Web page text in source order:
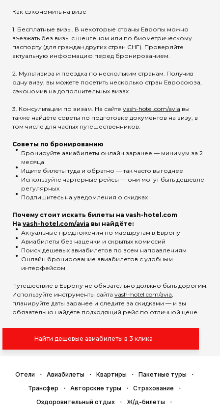
Как сэкономить на визе
1. Бесплатные визы. В некоторые страны Европы можно
въезжать без визы с шенгеном или по биометрическому
паспорту (для граждан других стран СНГ). Проверяйте
актуальную информацию перед бронированием.
2. Мультивиза и поездка по нескольким странам. Получив
одну визу, вы можете посетить несколько стран Евросоюза,
сэкономив на дополнительных визах.
3. Консультации по визам. На сайте vash-hotel.com/avia вы
также найдёте советы по подготовке документов на визу, в
том числе для частых путешественников.
Советы по бронированию
Бронируйте авиабилеты онлайн заранее — минимум за 2
месяца
Ищите билеты туда и обратно — так часто выгоднее
Используйте чартерные рейсы — они могут быть дешевле
регулярных
Подпишитесь на уведомления о скидках
Почему стоит искать билеты на vash-hotel.com
На vash-hotel.com/avia вы найдёте:
Актуальные предложения по маршрутам в Европу
Авиабилеты без наценки и скрытых комиссий
Поиск дешевых авиабилетов по всем направлениям
Онлайн бронирование авиабилетов с удобным
интерфейсом
Путешествие в Европу не обязательно должно быть дорогим.
Используйте инструменты сайта vash-hotel.com/avia,
планируйте даты заранее и следите за скидками — и вы
обязательно найдёте подходящий рейс по отличной цене.
Найти дешевые авиабилеты в 3 клика
Отели Авиабилеты Квартиры
Пакетные туры
Трансфер
Авторские туры
Страхование
Оздоровительный отдых
Ж/д-билеты